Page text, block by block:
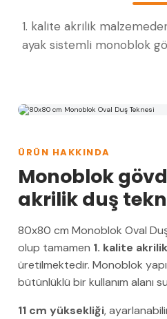
1. kalite akrilik
ayak sistemli monoblok
ÜRÜN HAKKINDA
Monoblok
akrilik duş
80x80 cm Monoblok Oval
olup tamamen 1. kalite akrilik
üretilmektedir. Monoblok
bütünlüklü bir kullanım alanı
11 cm yüksekliği,